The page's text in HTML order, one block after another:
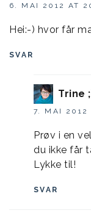
6. MAI 2012 AT
Hei:-) hvor får
SVAR
Trine
7. MAI 2012
Prøv i en
du ikke får
Lykke til!
SVAR